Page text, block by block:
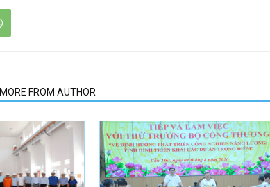
MORE FROM AUTHOR